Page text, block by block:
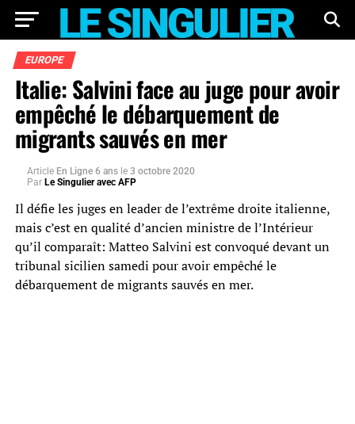
EUROPE
Italie: Salvini face au juge pour avoir
empêché le débarquement de
migrants sauvés en mer
Article En Ligne 6 ans le 3 octobre 2020
Par Le Singulier avec AFP
Il défie les juges en leader de l’extrême droite italienne,
mais c’est en qualité d’ancien ministre de l’Intérieur
qu’il comparaît: Matteo Salvini est convoqué devant un
tribunal sicilien samedi pour avoir empêché le
débarquement de migrants sauvés en mer.